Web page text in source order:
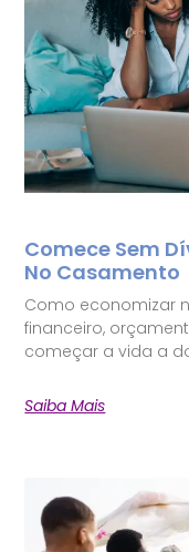
Comece Sem
No Casamento
Como economizar
financeiro,
começar a vida a
Saiba Mais